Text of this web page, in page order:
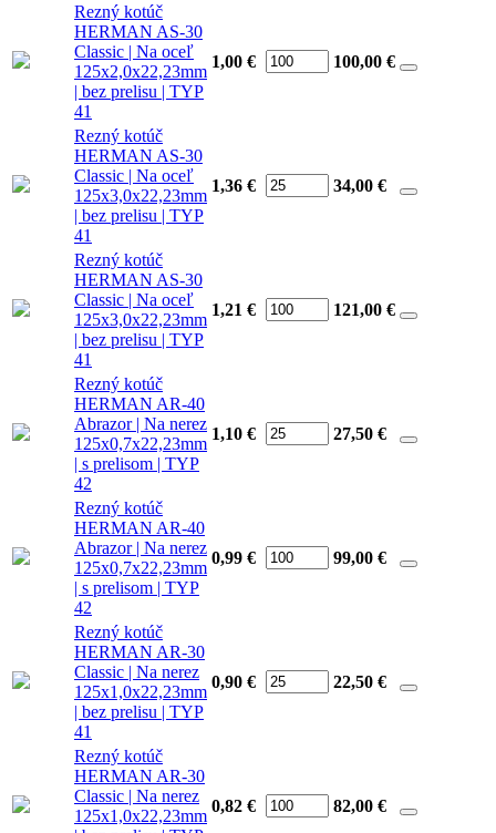
Rezný kotúč
HERMAN AS-30
Classic | Na oceľ
125x2,0x22,23mm
| bez prelisu | TYP
41
1,00 € 100,00 €
Rezný kotúč
HERMAN AS-30
Classic | Na oceľ
125x3,0x22,23mm
| bez prelisu | TYP
41
1,36 € 34,00 €
Rezný kotúč
HERMAN AS-30
Classic | Na oceľ
125x3,0x22,23mm
| bez prelisu | TYP
41
1,21 € 121,00 €
Rezný kotúč
HERMAN AR-40
Abrazor | Na nerez
125x0,7x22,23mm
| s prelisom | TYP
42
1,10 € 27,50 €
Rezný kotúč
HERMAN AR-40
Abrazor | Na nerez
125x0,7x22,23mm
| s prelisom | TYP
42
0,99 € 99,00 €
Rezný kotúč
HERMAN AR-30
Classic | Na nerez
125x1,0x22,23mm
| bez prelisu | TYP
41
0,90 € 22,50 €
Rezný kotúč
HERMAN AR-30
Classic | Na nerez
125x1,0x22,23mm
0,82 € 82,00 €